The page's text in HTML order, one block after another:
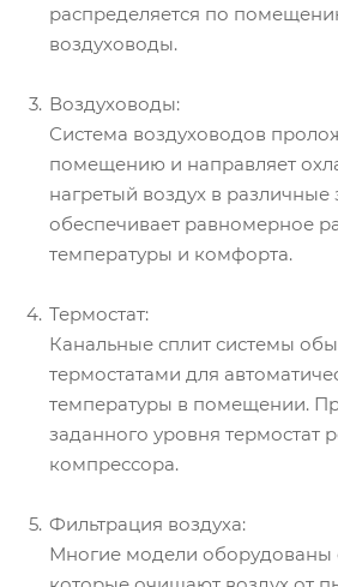
распределяется по
воздуховоды.
Воздуховоды:
Система воздуховодов
помещению и направляет
нагретый воздух в различные
обеспечивает равномерное
температуры и комфорта.
Термостат:
Канальные сплит системы
термостатами для
температуры в помещении.
заданного уровня термостат
компрессора.
Фильтрация воздуха:
Многие модели оборудованы